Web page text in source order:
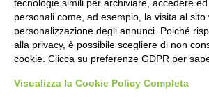
tecnologie simili per archiviare, accedere
personali come, ad esempio, la visita al sito
personalizzazione degli annunci. Poiché
alla privacy, è possibile scegliere di non
cookie. Clicca su preferenze GDPR per
Visualizza la Cookie Policy Completa